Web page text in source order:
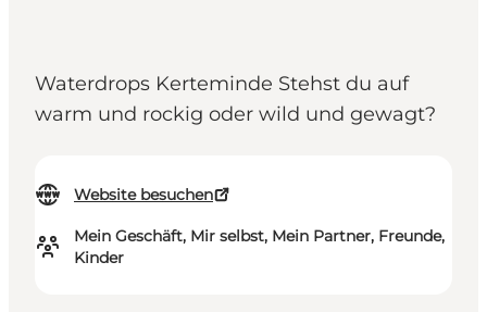
Waterdrops Kerteminde Stehst du auf
warm und rockig oder wild und gewagt?
Website besuchen
Mein Geschäft, Mir selbst, Mein Partner, Freunde,
Kinder